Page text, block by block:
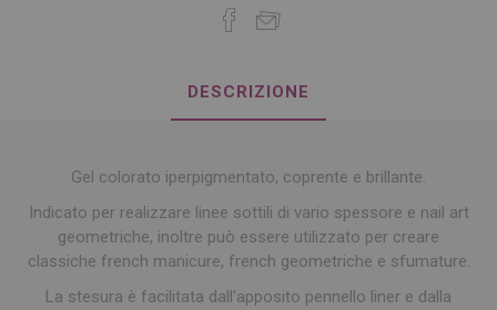
DESCRIZIONE
Gel colorato iperpigmentato, coprente e brillante.
Indicato per realizzare linee sottili di vario spessore e nail art
geometriche, inoltre può essere utilizzato per creare
classiche french manicure, french geometriche e sfumature.
La stesura è facilitata dall'apposito pennello liner e dalla